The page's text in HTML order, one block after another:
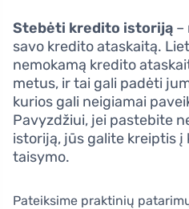
Stebėti kredito istoriją –
savo kredito ataskaitą.
nemokamą kredito
metus, ir tai gali padėti
kurios gali neigiamai
Pavyzdžiui, jei pastebite
istoriją, jūs galite kreiptis į
taisymo.
Pateiksime praktinių